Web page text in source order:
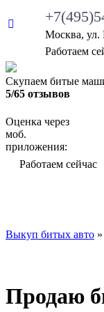
Москва, ул.
Работаем
Скупаем битые
5/65 отзывов
Оценка через
моб.
приложения:
Работаем сейчас
Выкуп битых авто »
Продаю